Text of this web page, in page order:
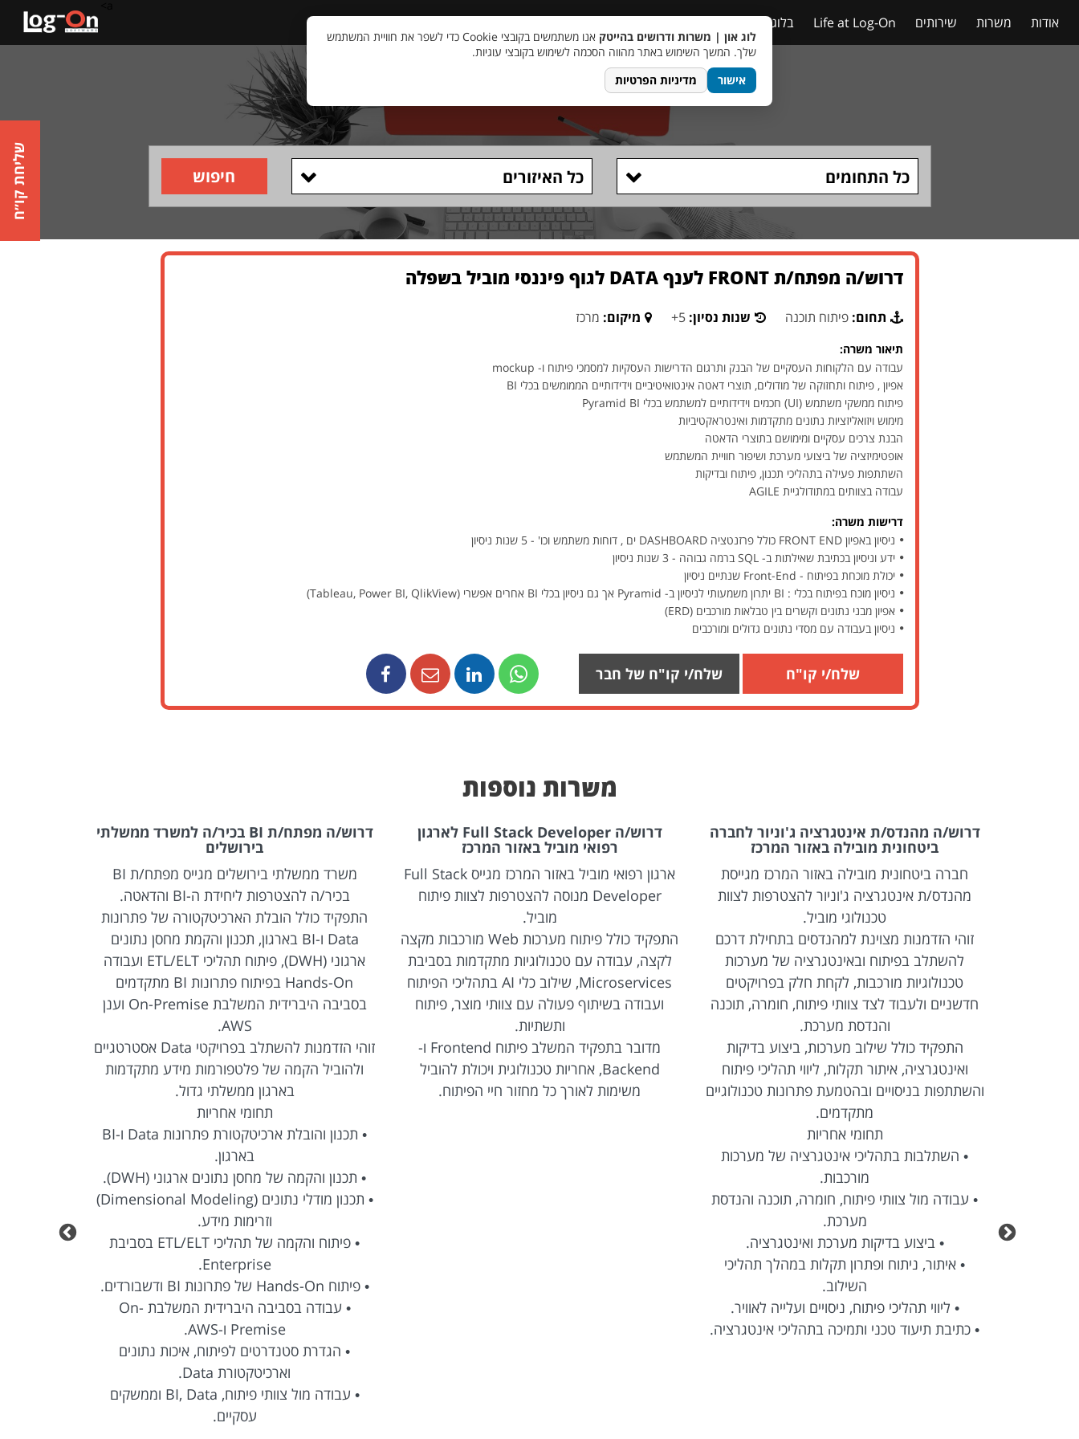
אודות משרות שירותים Life at Log-On בלוג
כל התחומים כל האיזורים חיפוש
דרוש/ה מפתח/ת FRONT לענף DATA לגוף פיננסי מוביל בשפלה
תחום:פיתוח תוכנה שנות נסיון:5+ מיקום: מרכז
תיאור משרה:
עבודה עם הלקוחות העסקיים של הבנק ותרגום הדרישות העסקיות למסמכי פיתוח ו- mockup
אפיון , פיתוח ותחזוקה של מודולים, תוצרי דאטה אינטואיטיביים וידידותיים הממומשים בכלי BI
פיתוח ממשקי משתמש (UI) חכמים וידידותיים למשתמש בכלי Pyramid BI
מימוש ויזואליזציות נתונים מתקדמות ואינטראקטיביות
הבנת צרכים עסקיים ומימושם בתוצרי הדאטה
אופטימיזציה של ביצועי מערכת ושיפור חוויית המשתמש
השתתפות פעילה בתהליכי תכנון, פיתוח ובדיקות
עבודה בצוותים במתודולגיית AGILE
דרישות משרה:
ניסיון באפיון FRONT END כולל פרזנטציה DASHBOARD ים , דוחות משתמש וכו' - 5 שנות ניסיון
ידע וניסיון בכתיבת שאילתות ב- SQL ברמה גבוהה - 3 שנות ניסיון
יכולת מוכחת בפיתוח - Front-End שנתיים ניסיון
ניסיון מוכח בפיתוח בכלי : BI יתרון משמעותי לניסיון ב- Pyramid אך גם ניסיון בכלי BI אחרים אפשרי (Tableau, Power BI, QlikView)
אפיון מבני נתונים וקשרים בין טבלאות מורכבים (ERD)
ניסיון בעבודה עם מסדי נתונים גדולים ומורכבים
שלח/י קו"ח שלח/י קו"ח של חבר
משרות נוספות
דרוש/ה מהנדס/ת אינטגרציה ג'וניור לחברה
ביטחונית מובילה באזור המרכז
חברה ביטחונית מובילה באזור המרכז מגייסת
מהנדס/ת אינטגרציה ג'וניור להצטרפות לצוות
טכנולוגי מוביל.
זוהי הזדמנות מצוינת למהנדסים בתחילת דרכם
להשתלב בפיתוח ובאינטגרציה של מערכות
טכנולוגיות מורכבות, לקחת חלק בפרויקטים
חדשניים ולעבוד לצד צוותי פיתוח, חומרה, תוכנה
והנדסת מערכת.
התפקיד כולל שילוב מערכות, ביצוע בדיקות
ואינטגרציה, איתור תקלות, ליווי תהליכי פיתוח
והשתתפות בניסויים ובהטמעת פתרונות טכנולוגיים
מתקדמים.
תחומי אחריות
• השתלבות בתהליכי אינטגרציה של מערכות
מורכבות.
• עבודה מול צוותי פיתוח, חומרה, תוכנה והנדסת
מערכת.
• ביצוע בדיקות מערכת ואינטגרציה.
• איתור, ניתוח ופתרון תקלות במהלך תהליכי
השילוב.
• ליווי תהליכי פיתוח, ניסויים ועלייה לאוויר.
• כתיבת תיעוד טכני ותמיכה בתהליכי אינטגרציה.
דרוש/ה Full Stack Developer לארגון
רפואי מוביל באזור המרכז
ארגון רפואי מוביל באזור המרכז מגייס Full Stack
Developer מנוסה להצטרפות לצוות פיתוח
מוביל.
התפקיד כולל פיתוח מערכות Web מורכבות מקצה
לקצה, עבודה עם טכנולוגיות מתקדמות בסביבת
Microservices, שילוב כלי AI בתהליכי הפיתוח
ועבודה בשיתוף פעולה עם צוותי מוצר, פיתוח
ותשתיות.
מדובר בתפקיד המשלב פיתוח Frontend ו-
Backend, אחריות טכנולוגית ויכולת להוביל
משימות לאורך כל מחזור חיי הפיתוח.
דרוש/ה מפתח/ת BI בכיר/ה למשרד ממשלתי
בירושלים
משרד ממשלתי בירושלים מגייס מפתח/ת BI
בכיר/ה להצטרפות ליחידת ה-BI והדאטה.
התפקיד כולל הובלת הארכיטקטורה של פתרונות
Data ו-BI בארגון, תכנון והקמת מחסן נתונים
ארגוני (DWH), פיתוח תהליכי ETL/ELT ועבודה
Hands-On בפיתוח פתרונות BI מתקדמים
בסביבה היברידית המשלבת On-Premise וענן
AWS.
זוהי הזדמנות להשתלב בפרויקטי Data אסטרטגיים
ולהוביל הקמה של פלטפורמות מידע מתקדמות
בארגון ממשלתי גדול.
תחומי אחריות
• תכנון והובלת ארכיטקטורת פתרונות Data ו-BI
בארגון.
• תכנון והקמה של מחסן נתונים ארגוני (DWH).
• תכנון מודלי נתונים (Dimensional Modeling)
וזרימות מידע.
• פיתוח והקמה של תהליכי ETL/ELT בסביבת
Enterprise.
• פיתוח Hands-On של פתרונות BI ודשבורדים.
• עבודה בסביבה היברידית המשלבת On-
Premise ו-AWS.
• הגדרת סטנדרטים לפיתוח, איכות נתונים
וארכיטקטורת Data.
• עבודה מול צוותי פיתוח, BI, Data וממשקים
עסקיים.
• איסוף,
לוג און | משרות ודרושים בהייטק
אנו משתמשים בקובצי Cookie כדי לשפר את חוויית המשתמש
שלך. המשך השימוש באתר מהווה הסכמה לשימוש בקובצי עוגיות.
אישור
מדיניות הפרטיות
שליחת קו״ח